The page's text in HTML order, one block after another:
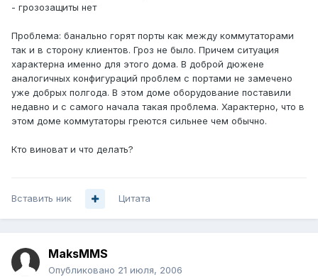
- грозозащиты нет
Проблема: банально горят порты как между коммутаторами
так и в сторону клиентов. Гроз не было. Причем ситуация
характерна именно для этого дома. В доброй дюжене
аналогичных конфигураций проблем с портами не замечено
уже добрых полгода. В этом доме оборудование поставили
недавно и с самого начала такая проблема. Характерно, что в
этом доме коммутаторы греются сильнее чем обычно.
Кто виноват и что делать?
Вставить ник Цитата
MaksMMS
Опубликовано 21 июля, 2006